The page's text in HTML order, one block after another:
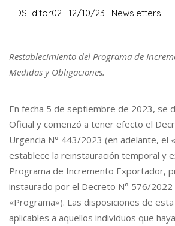
HDSEditor02 | 12/10/23 | Newsletters
Restablecimiento del Programa de
Medidas y Obligaciones.
En fecha 5 de septiembre de 2023, se
Oficial y comenzó a tener efecto el
Urgencia N° 443/2023 (en adelante, el
establece la reinstauración temporal y
Programa de Incremento Exportador,
instaurado por el Decreto N° 576/2022
«Programa»). Las disposiciones de
aplicables a aquellos individuos que